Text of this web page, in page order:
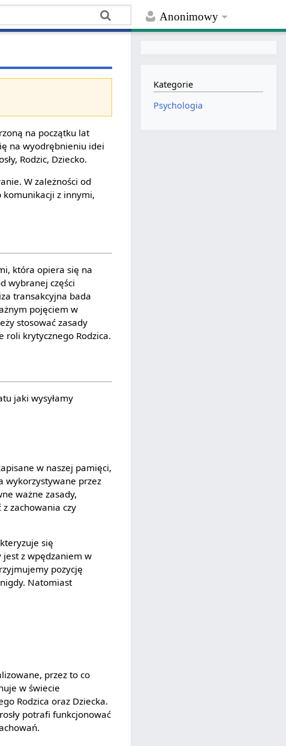
Anonimowy
na początku lat
na wyodrębnieniu idei
Rodzic, Dziecko.
W zależności od
komunikacji z innymi,
która opiera się na
wybranej części
transakcyjna bada
pojęciem w
stosować zasady
roli krytycznego Rodzica.
jaki wysyłamy
w naszej pamięci,
wykorzystywane przez
ważne zasady,
zachowania czy
się
z wpędzaniem w
pozycję
Natomiast
przez to co
w świecie
Rodzica oraz Dziecka.
potrafi funkcjonować
Kategorie
Psychologia